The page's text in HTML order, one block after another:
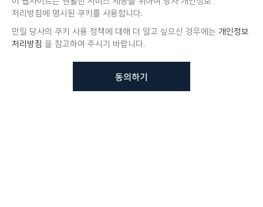
처리방침에 명시된 쿠키를 사용합니다.
만일 당사의 쿠키 사용 정책에 대해 더 알고 싶으신 경우에는 개인정보
처리방침 을 참고하여 주시기 바랍니다.
동의하기